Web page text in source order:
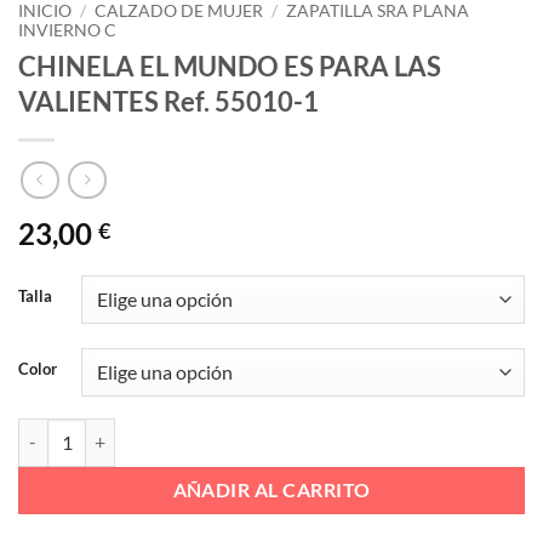
INICIO / CALZADO DE MUJER / ZAPATILLA SRA PLANA
INVIERNO C
CHINELA EL MUNDO ES PARA LAS
VALIENTES Ref. 55010-1
23,00 €
Talla
Color
AÑADIR AL CARRITO